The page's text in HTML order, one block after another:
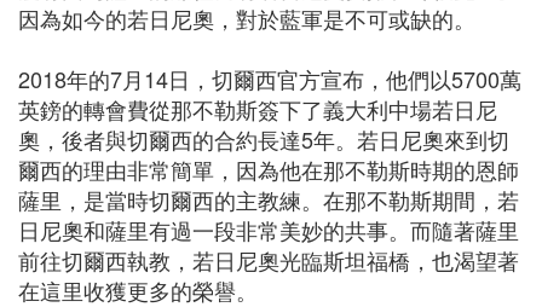
因為如今的若日尼奧，對於藍軍是不可或缺的。
2018年的7月14日，切爾西官方宣布，他們以5700萬
英鎊的轉會費從那不勒斯簽下了義大利中場若日尼
奧，後者與切爾西的合約長達5年。若日尼奧來到切
爾西的理由非常簡單，因為他在那不勒斯時期的恩師
薩里，是當時切爾西的主教練。在那不勒斯期間，若
日尼奧和薩里有過一段非常美妙的共事。而隨著薩里
前往切爾西執教，若日尼奧光臨斯坦福橋，也渴望著
在這里收獲更多的榮譽。